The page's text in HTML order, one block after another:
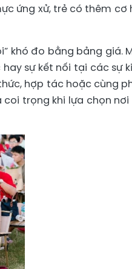
ứng xử, trẻ có thêm cơ
khó đo bằng bảng giá.
sự kết nối tại các sự
hợp tác hoặc cùng
trọng khi lựa chọn nơi